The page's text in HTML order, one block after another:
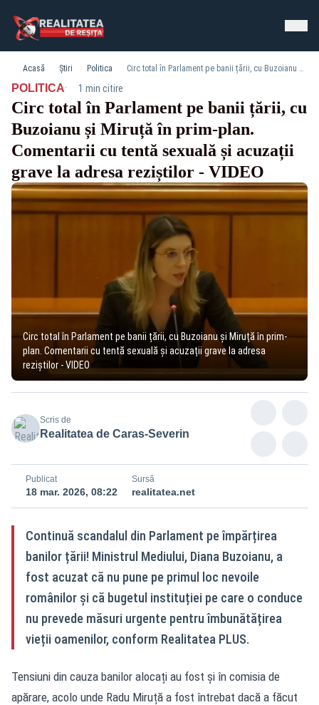
Acasă Știri Politica Circ total în Parlament pe banii țării, cu Buzoianu și Miruță în prim-plan. Comentarii cu tentă sexuală și acuzații grave la adresa reziștilor - VIDEO
POLITICA· 1 min citire
Circ total în Parlament pe banii țării, cu
Buzoianu și Miruță în prim-plan.
Comentarii cu tentă sexuală și acuzații
grave la adresa reziștilor - VIDEO
Circ total în Parlament pe banii țării, cu Buzoianu și Miruță în prim-
plan. Comentarii cu tentă sexuală și acuzații grave la adresa
reziștilor - VIDEO
Scris de
Realitatea de Caras-Severin
Publicat
18 mar. 2026, 08:22
Sursă
realitatea.net
Continuă scandalul din Parlament pe împărțirea
banilor țării! Ministrul Mediului, Diana Buzoianu, a
fost acuzat că nu pune pe primul loc nevoile
românilor și că bugetul instituției pe care o conduce
nu prevede măsuri urgente pentru îmbunătățirea
vieții oamenilor, conform Realitatea PLUS.
Tensiuni din cauza banilor alocați au fost și în comisia de
apărare, acolo unde Radu Miruță a fost întrebat dacă a făcut